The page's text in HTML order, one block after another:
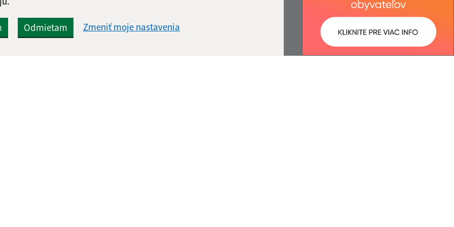
Odmietam Zmeniť moje nastavenia